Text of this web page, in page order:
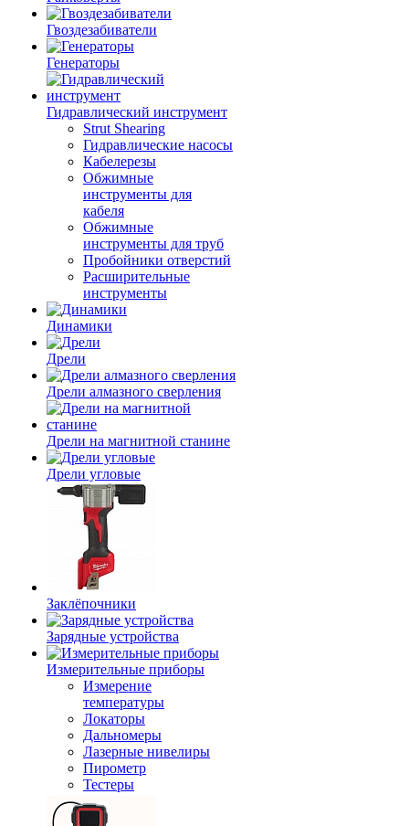
Гвоздезабиватели
Генераторы
Гидравлический инструмент
Strut Shearing
Гидравлические насосы
Кабелерезы
Обжимные
инструменты для
кабеля
Обжимные
инструменты для труб
Пробойники отверстий
Расширительные
инструменты
Динамики
Дрели
Дрели алмазного сверления
Дрели на магнитной станине
Дрели угловые
Заклёпочники
Зарядные устройства
Измерительные приборы
Измерение
температуры
Локаторы
Дальномеры
Лазерные нивелиры
Пирометр
Тестеры